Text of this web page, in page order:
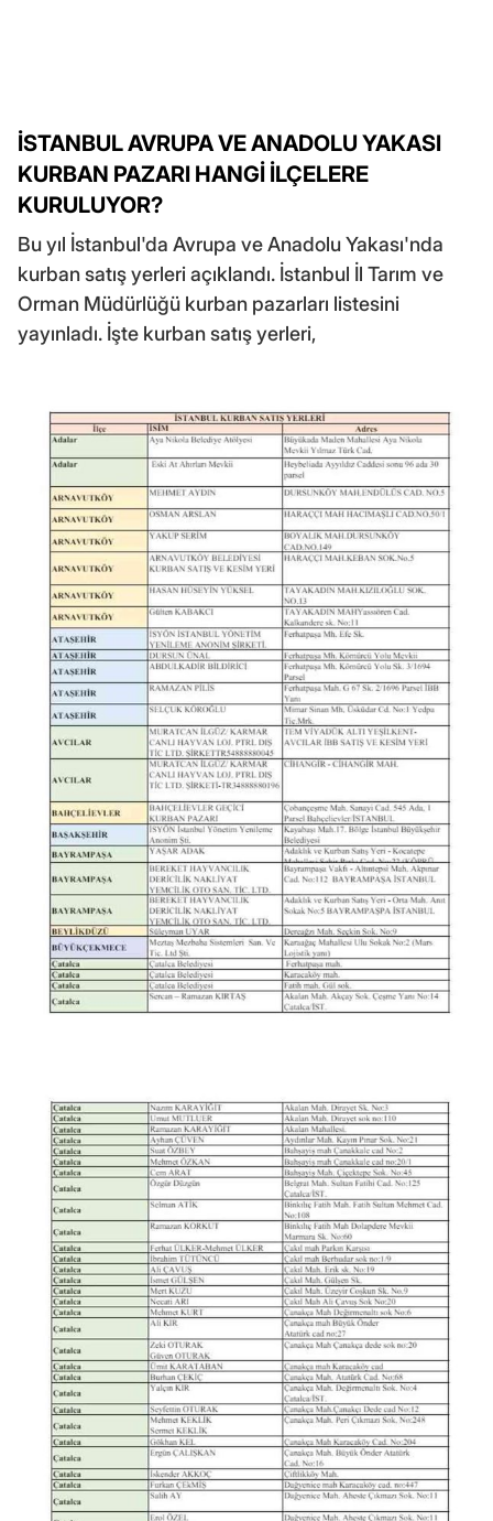
İSTANBUL AVRUPA VE ANADOLU YAKASI
KURBAN PAZARI HANGİ İLÇELERE
KURULUYOR?
Bu yıl İstanbul'da Avrupa ve Anadolu Yakası'nda
kurban satış yerleri açıklandı. İstanbul İl Tarım ve
Orman Müdürlüğü kurban pazarları listesini
yayınladı. İşte kurban satış yerleri,